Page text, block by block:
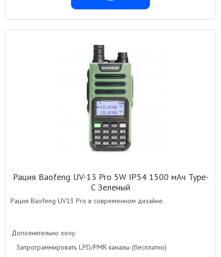
Рация Baofeng UV-13 Pro 5W IP54 1500 мАч Type-
C Зеленый
Рация Baofeng UV13 Pro в современном дизайне
Дополнительно хочу:
Запрограммировать LPD/PMR каналы (бесплатно)